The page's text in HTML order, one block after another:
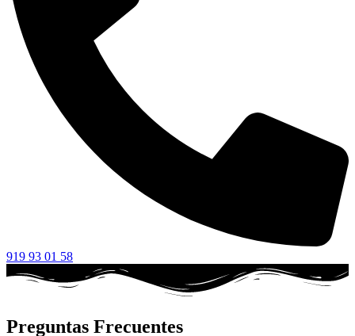
919 93 01 58
Preguntas Frecuentes